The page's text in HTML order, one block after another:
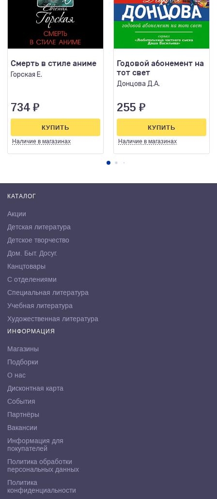
Смерть в стиле аниме
Горская Е.
734 ₽
Наличие в магазинах
КУПИТЬ
Годовой абонемент на
тот свет
Донцова Д.А.
255 ₽
Наличие в магазинах
КУПИТЬ
КАТАЛОГ
Акции
Детская литература
Детское творчество
Дом. Быт. Досуг.
Канцтовары
С отделениями
Специальная литература
Учебная литература
Художественная литература
ИНФОРМАЦИЯ
Магазины
Подборки
О нас
Дисконтная карта
События
Партнёры
Вакансии
Информация для
покупателей
Политика обработки
персональных данных
Политика
конфиденциальности